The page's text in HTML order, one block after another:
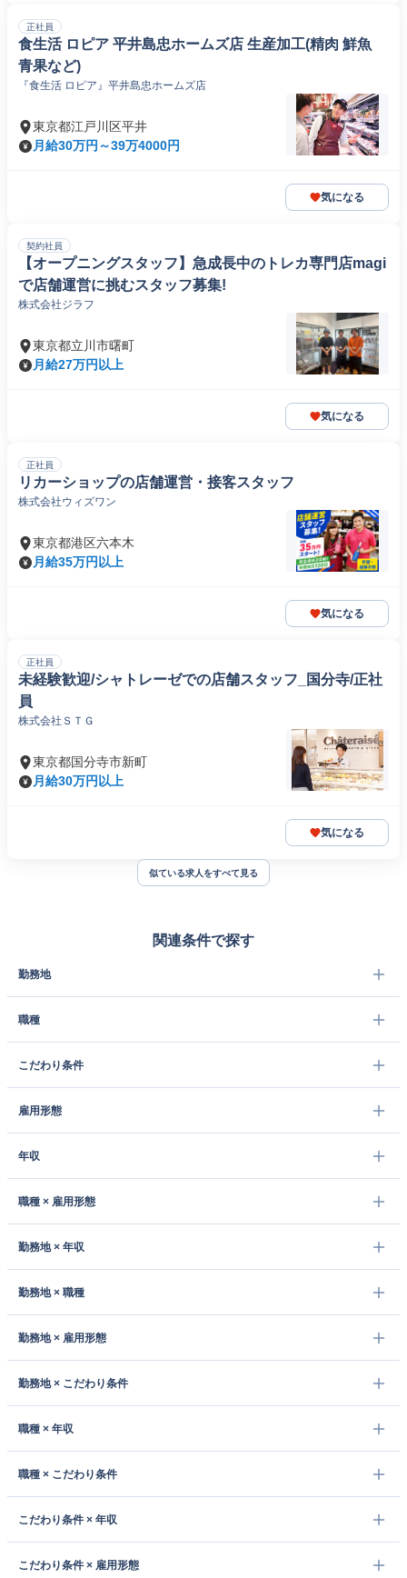
正社員
食生活 ロピア 平井島忠ホームズ店 生産加工(精肉 鮮魚
青果など)
『食生活 ロピア』平井島忠ホームズ店
東京都江戸川区平井
月給30万円～39万4000円
気になる
契約社員
【オープニングスタッフ】急成長中のトレカ専門店magi
で店舗運営に挑むスタッフ募集!
株式会社ジラフ
東京都立川市曙町
月給27万円以上
気になる
正社員
リカーショップの店舗運営・接客スタッフ
株式会社ウィズワン
東京都港区六本木
月給35万円以上
気になる
正社員
未経験歓迎/シャトレーゼでの店舗スタッフ_国分寺/正社
員
株式会社ＳＴＧ
東京都国分寺市新町
月給30万円以上
気になる
似ている求人をすべて見る
関連条件で探す
勤務地
職種
こだわり条件
雇用形態
年収
職種 × 雇用形態
勤務地 × 年収
勤務地 × 職種
勤務地 × 雇用形態
勤務地 × こだわり条件
職種 × 年収
職種 × こだわり条件
こだわり条件 × 年収
こだわり条件 × 雇用形態